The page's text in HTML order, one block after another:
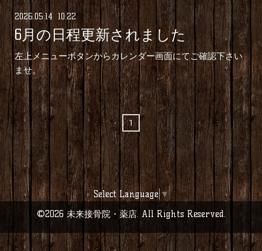
2026.05.14 10:22
6月の日程更新されました
左上メニューボタンからカレンダー画面にてご確認下さい
ませ。
1
Select Language ▼
©2026 未来接骨院・薬店. All Rights Reserved.